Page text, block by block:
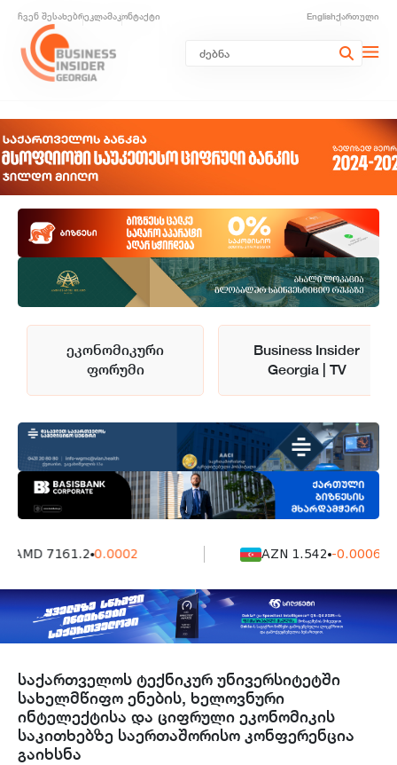
ჩვენ შესახებრეკლამაკონტაქტი Englishქართული
ეკონომიკური
ფორუმი
Business Insider
Georgia | TV
AMD 7161.2 0.0002 AZN 1.542 -0.0006
საქართველოს ტექნიკურ უნივერსიტეტში
სახელმწიფო ენების, ხელოვნური
ინტელექტისა და ციფრული ეკონომიკის
საკითხებზე საერთაშორისო კონფერენცია
გაიხსნა